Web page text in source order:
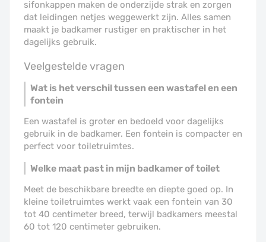
sifonkappen maken de onderzijde strak en zorgen
dat leidingen netjes weggewerkt zijn. Alles samen
maakt je badkamer rustiger en praktischer in het
dagelijks gebruik.
Veelgestelde vragen
Wat is het verschil tussen een wastafel en een
fontein
Een wastafel is groter en bedoeld voor dagelijks
gebruik in de badkamer. Een fontein is compacter en
perfect voor toiletruimtes.
Welke maat past in mijn badkamer of toilet
Meet de beschikbare breedte en diepte goed op. In
kleine toiletruimtes werkt vaak een fontein van 30
tot 40 centimeter breed, terwijl badkamers meestal
60 tot 120 centimeter gebruiken.